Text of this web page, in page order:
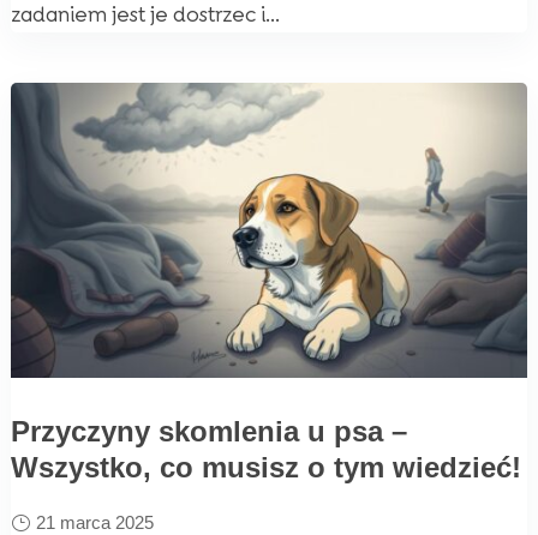
zadaniem jest je dostrzec i...
Przyczyny skomlenia u psa –
Wszystko, co musisz o tym wiedzieć!
21 marca 2025